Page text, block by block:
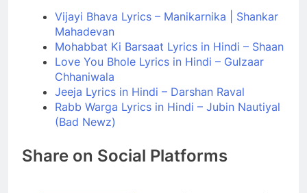
Vijayi Bhava Lyrics – Manikarnika | Shankar
Mahadevan
Mohabbat Ki Barsaat Lyrics in Hindi – Shaan
Love You Bhole Lyrics in Hindi – Gulzaar
Chhaniwala
Jeeja Lyrics in Hindi – Darshan Raval
Rabb Warga Lyrics in Hindi – Jubin Nautiyal
(Bad Newz)
Share on Social Platforms